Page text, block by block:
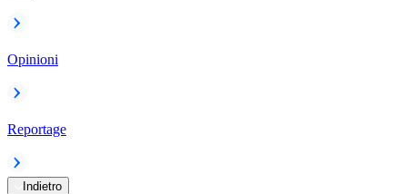
Opinioni
Reportage
Indietro